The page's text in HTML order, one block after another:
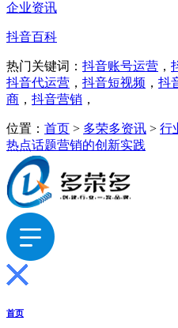
企业资讯
抖音百科
热门关键词： 抖音账号运营 ，
抖音代运营 ， 抖音短视频 ， 抖
商 ， 抖音营销 ，
位置： 首页 > 多荣多资讯 > 行
热点话题营销的创新实践
首页